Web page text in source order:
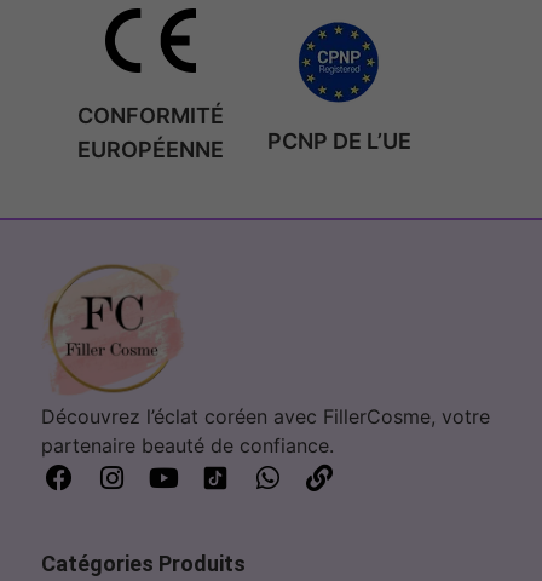
CONFORMITÉ
EUROPÉENNE
PCNP DE L’UE
Découvrez l’éclat coréen avec FillerCosme, votre
partenaire beauté de confiance.
Catégories Produits